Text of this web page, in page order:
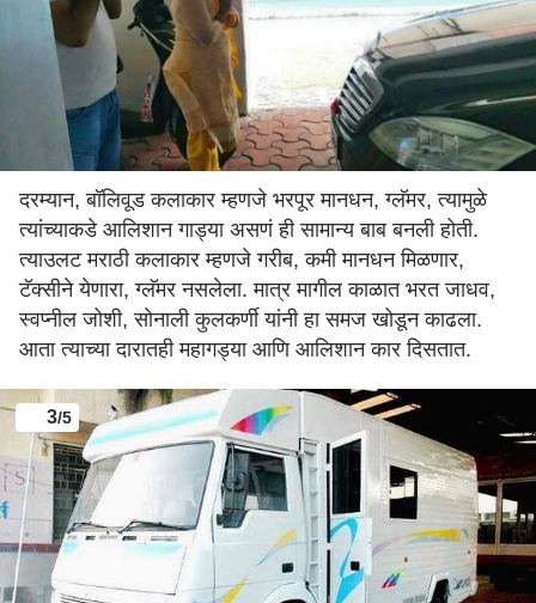
दरम्यान, बॉलिवूड कलाकार म्हणजे भरपूर मानधन, ग्लॅमर, त्यामुळे
त्यांच्याकडे आलिशान गाड्या असणं ही सामान्य बाब बनली होती.
त्याउलट मराठी कलाकार म्हणजे गरीब, कमी मानधन मिळणार,
टॅक्सीने येणारा, ग्लॅमर नसलेला. मात्र मागील काळात भरत जाधव,
स्वप्नील जोशी, सोनाली कुलकर्णी यांनी हा समज खोडून काढला.
आता त्याच्या दारातही महागड्या आणि आलिशान कार दिसतात.
3/5